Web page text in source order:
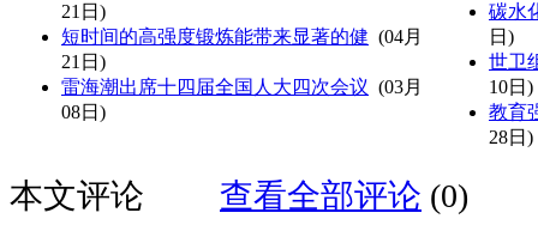
21日)
短时间的高强度锻炼能带来显著的健 (04月
21日)
雷海潮出席十四届全国人大四次会议 (03月
08日)
碳水
日)
世卫
10日)
教育
28日)
本文评论 查看全部评论 (0)